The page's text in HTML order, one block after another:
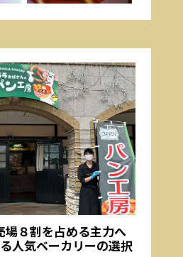
場８割を占める主力へ
人気ベーカリーの選択